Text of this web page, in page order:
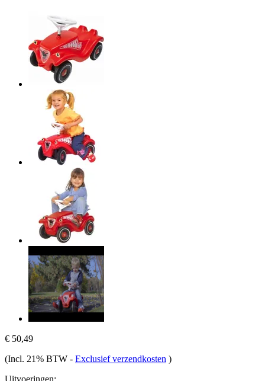
€ 50,49
(Incl. 21% BTW - Exclusief verzendkosten )
Uitvoeringen: